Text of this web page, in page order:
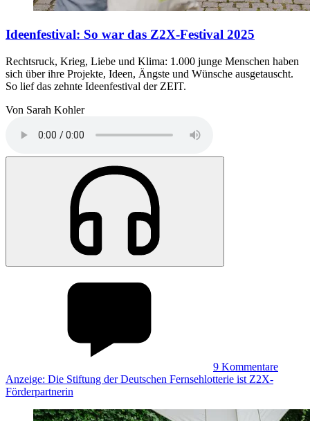
Ideenfestival: So war das Z2X-Festival 2025
Rechtsruck, Krieg, Liebe und Klima: 1.000 junge Menschen haben
sich über ihre Projekte, Ideen, Ängste und Wünsche ausgetauscht.
So lief das zehnte Ideenfestival der ZEIT.
Von Sarah Kohler
9 Kommentare
Anzeige: Die Stiftung der Deutschen Fernsehlotterie ist Z2X-
Förderpartnerin